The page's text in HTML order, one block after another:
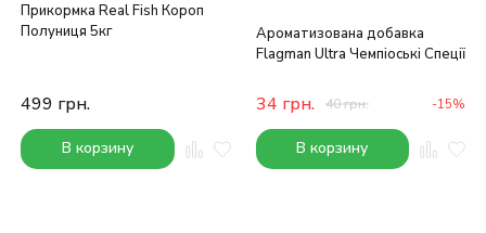
Прикормка Real Fish Короп
Полуниця 5кг
499 грн.
В корзину
Ароматизована добавка
Flagman Ultra Чемпіоські Спеції
34 грн. 40грн. -15%
В корзину